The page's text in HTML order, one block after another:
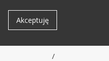
Akceptuję
/